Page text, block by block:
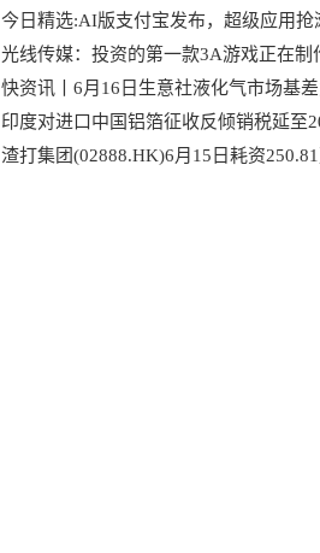
今日精选:AI版支付宝发布，超级应用抢
光线传媒：投资的第一款3A游戏正在制
快资讯丨6月16日生意社液化气市场基
印度对进口中国铝箔征收反倾销税延至
渣打集团(02888.HK)6月15日耗资